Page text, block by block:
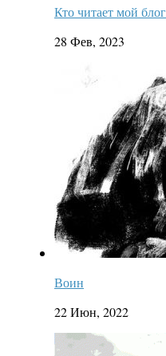
Кто читает мой
28 Фев, 2023
Воин
22 Июн, 2022